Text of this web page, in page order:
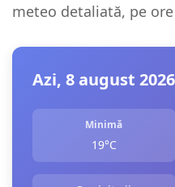
meteo detaliată, pe
Azi, 8 august 2026
Minimă
19°C